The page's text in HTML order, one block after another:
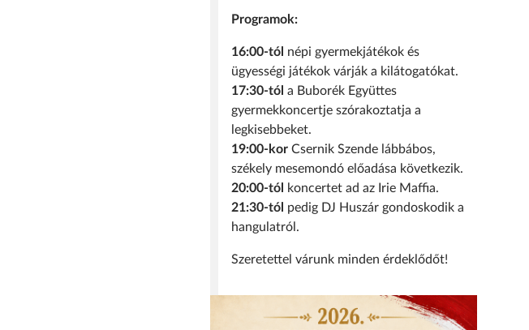
Programok:
16:00-tól népi gyermekjátékok és
ügyességi játékok várják a kilátogatókat.
17:30-tól a Buborék Együttes
gyermekkoncertje szórakoztatja a
legkisebbeket.
19:00-kor Csernik Szende lábbábos,
székely mesemondó előadása következik.
20:00-tól
koncertet ad az Irie Maffia.
21:30-tól pedig DJ Huszár gondoskodik a
hangulatról.
Szeretettel várunk minden érdeklődőt!